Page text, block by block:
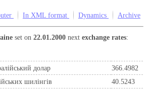
In XML format Dynamics Archive
set on22.01.2000 nextexchange rates:
долар
366.4982
шилiнгiв
40.5243